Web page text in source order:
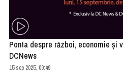
Ponta despre război, economie și
DCNews
15 sep 2025, 09:49